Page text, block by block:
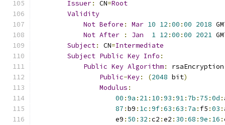
Issuer: CN=Root
Validity
Not Before : Mar 10 12 :00 :00 2018
Not After : Jan 1 12 :00 :00 2021
Subject: CN=Intermediate
Subject Public Key Info :
Public Key Algorithm:
rsaEncryption
Public-Key: (2048 bit)
Modulus :
00 :9a : 21: 10 :93 :91: 7b : 75 :0d :
87 :b9 : 1c :9f:63 :63 : 7a : f5 :03 :
                    e9
: 50 : 32 :c2 :e2 : 30 :68 :9e : 16 :